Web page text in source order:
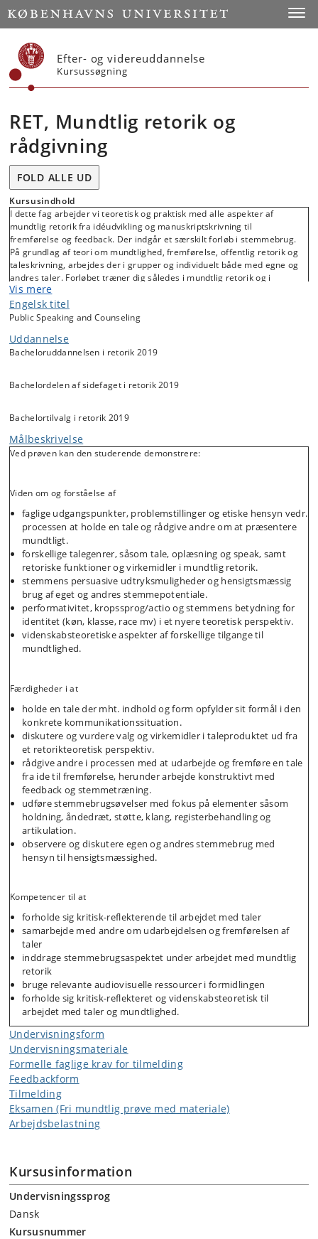
Start
Efter- og videreuddannelse
Kursussøgning
RET, Mundtlig retorik og
rådgivning
FOLD ALLE UD
Kursusindhold
I dette fag arbejder vi teoretisk og praktisk med alle aspekter af
mundtlig retorik fra idéudvikling og manuskriptskrivning til
fremførelse og feedback. Der indgår et særskilt forløb i stemmebrug.
På grundlag af teori om mundtlighed, fremførelse, offentlig retorik og
taleskrivning, arbejdes der i grupper og individuelt både med egne og
andres taler. Forløbet træner dig således i mundtlig retorik og i
samarbejde og rådgivning, når det gælder tilrettelæggelse og
fremførelse af mundtlig retorik i forskelligartede kontekster.
Målet med kurset er at opøve færdigheder og kompetencer til at
holde en tale der opfylder sit formål i den konkrete
kommunikationssituation og til at kunne rådgive andre om mundtlig
udarbejdelsen og fremførelsen af taler og kunne inddrage
Vis mere
Engelsk titel
Public Speaking and Counseling
Uddannelse
Bacheloruddannelsen i retorik 2019
Bachelordelen af sidefaget i retorik 2019
Bachelortilvalg i retorik 2019
Målbeskrivelse
Ved prøven kan den studerende demonstrere:
Viden om og forståelse af
faglige udgangspunkter, problemstillinger og etiske hensyn vedr.
processen at holde en tale og rådgive andre om at præsentere
mundtligt.
forskellige talegenrer, såsom tale, oplæsning og speak, samt
retoriske funktioner og virkemidler i mundtlig retorik.
stemmens persuasive udtryksmuligheder og hensigtsmæssig
brug af eget og andres stemmepotentiale.
performativitet, kropssprog/actio og stemmens betydning for
identitet (køn, klasse, race mv) i et nyere teoretisk perspektiv.
videnskabsteoretiske aspekter af forskellige tilgange til
mundtlighed.
Færdigheder i at
holde en tale der mht. indhold og form opfylder sit formål i den
konkrete kommunikationssituation.
diskutere og vurdere valg og virkemidler i taleproduktet ud fra
et retorikteoretisk perspektiv.
rådgive andre i processen med at udarbejde og fremføre en tale
fra ide til fremførelse, herunder arbejde konstruktivt med
feedback og stemmetræning.
udføre stemmebrugsøvelser med fokus på elementer såsom
holdning, åndedræt, støtte, klang, registerbehandling og
artikulation.
observere og diskutere egen og andres stemmebrug med
hensyn til hensigtsmæssighed.
Kompetencer til at
forholde sig kritisk-reflekterende til arbejdet med taler
samarbejde med andre om udarbejdelsen og fremførelsen af
taler
inddrage stemmebrugsaspektet under arbejdet med mundtlig
retorik
bruge relevante audiovisuelle ressourcer i formidlingen
forholde sig kritisk-reflekteret og videnskabsteoretisk til
arbejdet med taler og mundtlighed.
Undervisningsform
Undervisningsmateriale
Formelle faglige krav for tilmelding
Feedbackform
Tilmelding
Eksamen (Fri mundtlig prøve med materiale)
Arbejdsbelastning
Kursusinformation
Undervisningssprog
Dansk
Kursusnummer